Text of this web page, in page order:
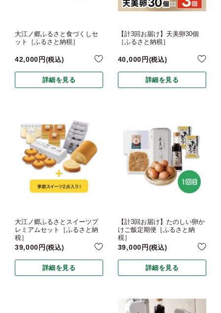
大江ノ郷ふるさと食づくしセ
ット［ふるさと納税］
42,000 税込
詳細を見る
【計3回お届け】天美卵30個
［ふるさと納税］
40,000 税込
詳細を見る
大江ノ郷ふるさとスイーツプ
レミアムセット［ふるさと納
税］
39,000 税込
詳細を見る
【計3回お届け】たのしい卵か
けご飯定期便［ふるさと納
税］
39,000 税込
詳細を見る